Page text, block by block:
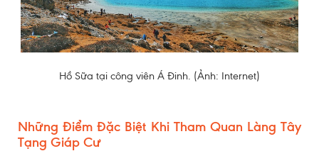
Hồ Sữa tại công viên Á Đinh. (Ảnh: Internet)
Những Điểm Đặc Biệt Khi Tham Quan Làng Tây
Tạng Giáp Cư